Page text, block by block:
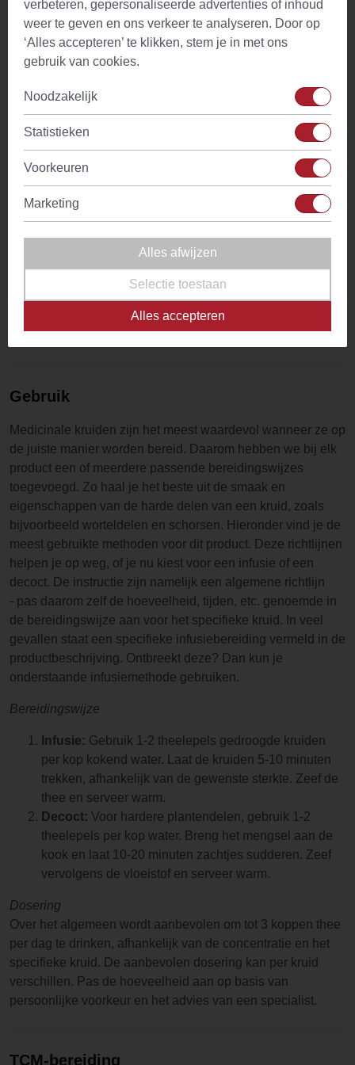
Hoeveelheid 3-9 gr.
Zettijd meekoken
Temperatuur
water
Ingredienten Mandarijnschil
dokter voor gebruik. Chinese TCM kruiden
in het bijzonder zijn bedoeld voor
professionele natuurgeneeskundigen, TCM
en kennis machtig zijn benodigd voor veilig
Gebruik
Medicinale kruiden zijn het meest waardevol wanneer ze op
de juiste manier worden bereid. Daarom hebben we bij elk
product een of meerdere passende bereidingswijzes
toegevoegd. Zo haal je het beste uit de smaak en
eigenschappen van de harde delen van een kruid, zoals
bijvoorbeeld worteldelen en schorsen. Hieronder vind je de
meest gebruikte methoden voor dit product. Deze richtlijnen
helpen je op weg, of je nu kiest voor een infusie of een
decoct. De instructie zijn namelijk een algemene richtlijn
- pas daarom zelf de hoeveelheid, tijden, etc. genoemde in
de bereidingswijze aan voor het specifieke kruid. In veel
gevallen staat een specifieke infusiebereiding vermeld in de
productbeschrijving. Ontbreekt deze? Dan kun je
onderstaande infusiemethode gebruiken.
Bereidingswijze
Infusie: Gebruik 1-2 theelepels gedroogde kruiden
per kop kokend water. Laat de kruiden 5-10 minuten
trekken, afhankelijk van de gewenste sterkte. Zeef de
thee en serveer warm.
Decoct: Voor hardere plantendelen, gebruik 1-2
theelepels per kop water. Breng het mengsel aan de
kook en laat 10-20 minuten zachtjes sudderen. Zeef
vervolgens de vloeistof en serveer warm.
Dosering
Over het algemeen wordt aanbevolen om tot 3 koppen thee
per dag te drinken, afhankelijk van de concentratie en het
specifieke kruid. De aanbevolen dosering kan per kruid
verschillen. Pas de hoeveelheid aan op basis van
persoonlijke voorkeur en het advies van een specialist.
TCM-bereiding
verbeteren, gepersonaliseerde advertenties of inhoud
weer te geven en ons verkeer te analyseren. Door op
‘Alles accepteren’ te klikken, stem je in met ons
gebruik van cookies.
Noodzakelijk
Statistieken
Voorkeuren
Marketing
Alles afwijzen
Selectie toestaan
Alles accepteren